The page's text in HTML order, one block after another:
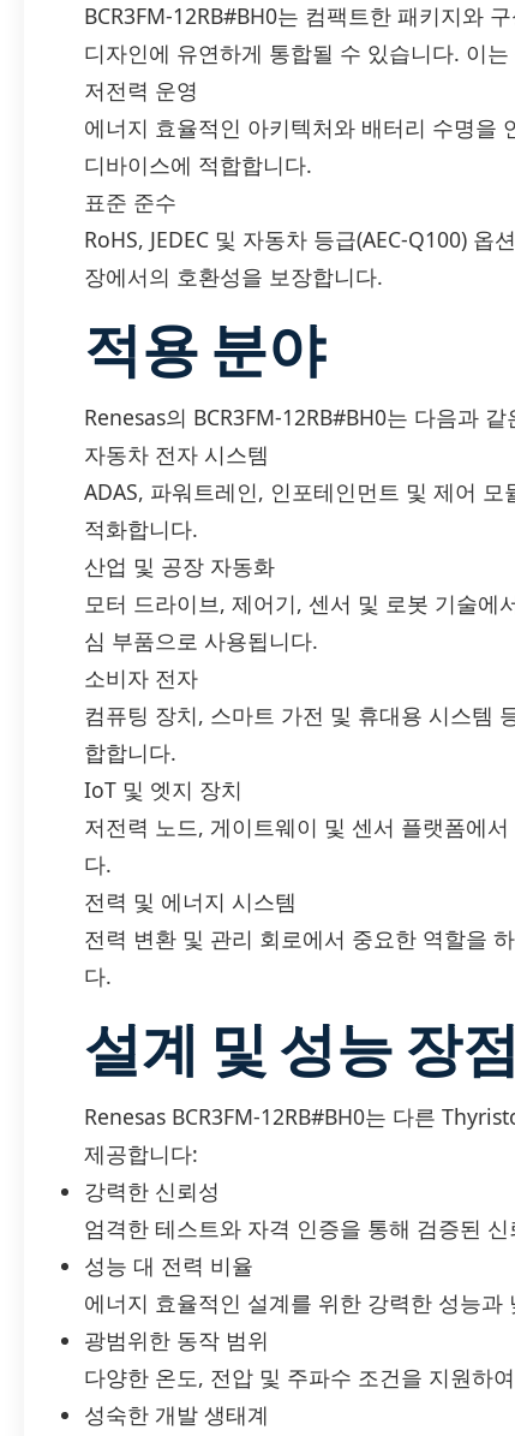
BCR3FM-12RB#BH0는 컴팩트한 패키지와
디자인에 유연하게 통합될 수 있습니다. 이
저전력 운영
에너지 효율적인 아키텍처와 배터리 수명을
디바이스에 적합합니다.
표준 준수
RoHS, JEDEC 및 자동차 등급(AEC-Q100)
장에서의 호환성을 보장합니다.
적용 분야
Renesas의 BCR3FM-12RB#BH0는 다음과
자동차 전자 시스템
ADAS, 파워트레인, 인포테인먼트 및 제어
적화합니다.
산업 및 공장 자동화
모터 드라이브, 제어기, 센서 및 로봇 기술에
심 부품으로 사용됩니다.
소비자 전자
컴퓨팅 장치, 스마트 가전 및 휴대용 시스템
합합니다.
IoT 및 엣지 장치
저전력 노드, 게이트웨이 및 센서 플랫폼에
다.
전력 및 에너지 시스템
전력 변환 및 관리 회로에서 중요한 역할을
다.
설계 및 성능 장점
Renesas BCR3FM-12RB#BH0는 다른
제공합니다:
강력한 신뢰성
엄격한 테스트와 자격 인증을 통해 검증된
성능 대 전력 비율
에너지 효율적인 설계를 위한 강력한 성능과
광범위한 동작 범위
다양한 온도, 전압 및 주파수 조건을 지원하
성숙한 개발 생태계